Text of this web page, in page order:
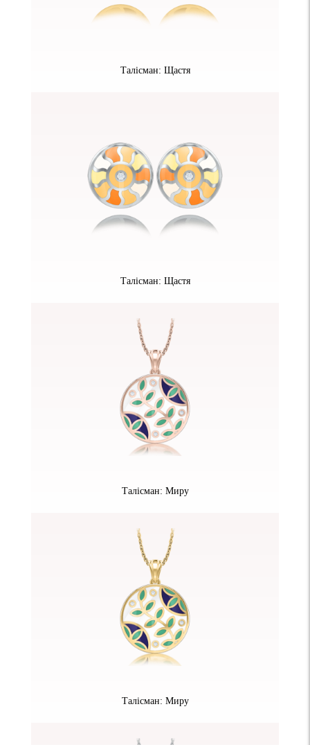
Талісман: Щастя
Талісман: Щастя
Талісман: Миру
Талісман: Миру